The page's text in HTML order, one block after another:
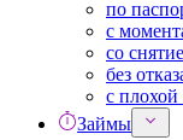
по
с
со
без
с
Займы